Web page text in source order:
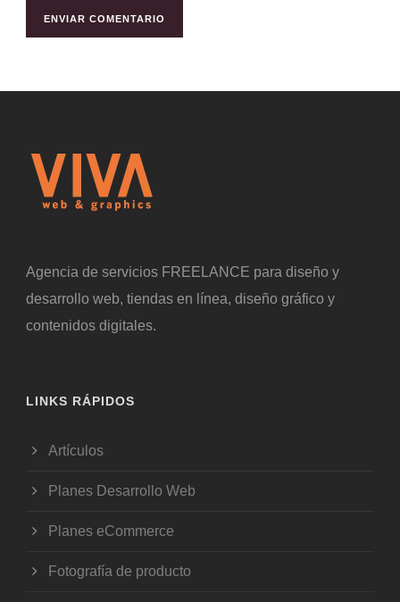
Agencia de servicios FREELANCE para diseño y
desarrollo web, tiendas en línea, diseño gráfico y
contenidos digitales.
LINKS RÁPIDOS
Artículos
Planes Desarrollo Web
Planes eCommerce
Fotografía de producto